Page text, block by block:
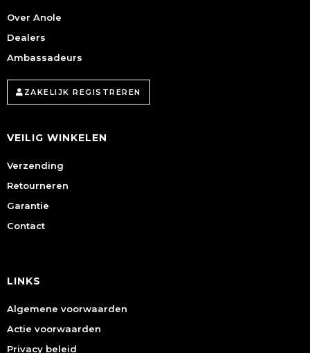
Over Anole
Dealers
Ambassadeurs
ZAKELIJK REGISTREREN
VEILIG WINKELEN
Verzending
Retourneren
Garantie
Contact
LINKS
Algemene voorwaarden
Actie voorwaarden
Privacy beleid